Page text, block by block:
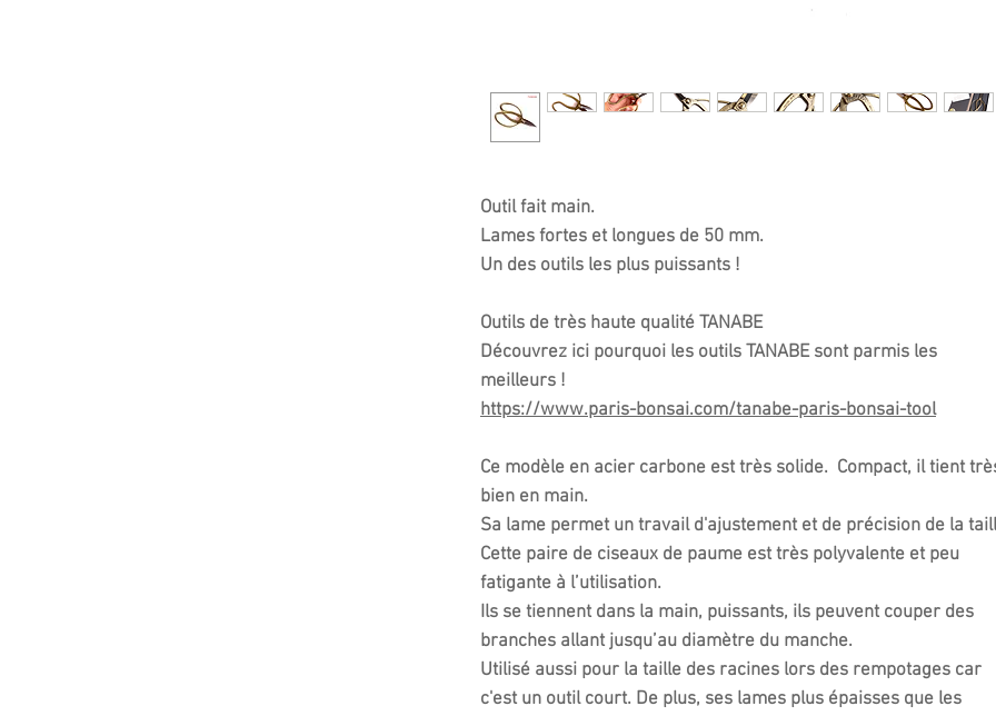
Outil fait main.
Lames fortes et longues de 50 mm.
Un des outils les plus puissants !
Outils de très haute qualité TANABE
Découvrez ici pourquoi les outils TANABE sont parmis les
meilleurs !
https://www.paris-bonsai.com/tanabe-paris-bonsai-tool
Ce modèle en acier carbone est très solide. Compact, il tient
bien en main.
Sa lame permet un travail d'ajustement et de précision de la
Cette paire de ciseaux de paume est très polyvalente et peu
fatigante à l’utilisation.
Ils se tiennent dans la main, puissants, ils peuvent couper des
branches allant jusqu’au diamètre du manche.
Utilisé aussi pour la taille des racines lors des rempotages car
c'est un outil court. De plus, ses lames plus épaisses que les